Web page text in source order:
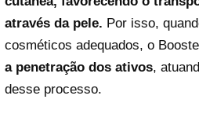
através da pele. Por isso,
cosméticos adequados, o
a penetração dos ativos,
desse processo.